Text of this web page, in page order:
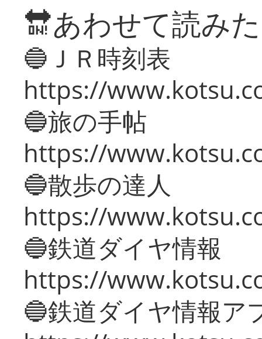
🔛あわせて読み
🔵ＪＲ時刻表
https://
🔵旅の手帖
https://
🔵散歩の達人
https://
🔵鉄道ダイヤ情報
https://
🔵鉄道ダイヤ情報ア